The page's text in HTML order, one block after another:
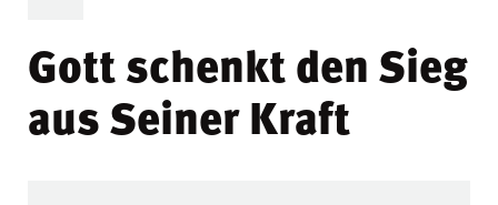
Gott schenkt den Sieg
aus Seiner Kraft